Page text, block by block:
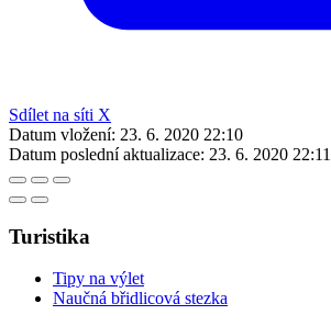
Sdílet na síti X
Datum vložení: 23. 6. 2020 22:10
Datum poslední aktualizace: 23. 6. 2020 22:11
Turistika
Tipy na výlet
Naučná břidlicová stezka